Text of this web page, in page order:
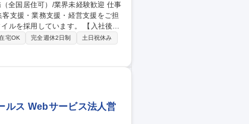
支援・業務支援・経営支援をご担
しています。 【入社後に
で商談設定や成約までの突破力を
いただきます。 その後は、個人の
・契約継続フォローまでを一貫し
宅OK 完全週休2日制
土日祝休み
ルス Webサービス法人営